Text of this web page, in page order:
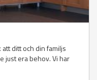
ditt och din familjs
just era behov. Vi har